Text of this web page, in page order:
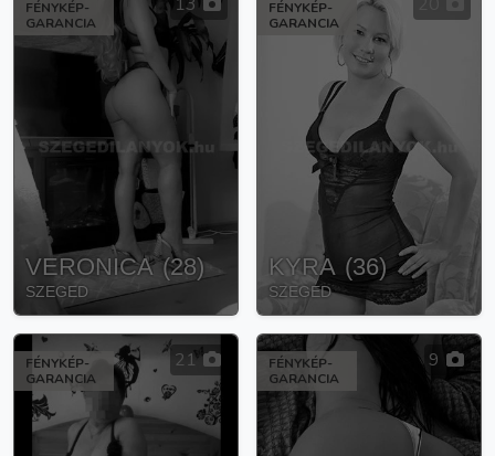
FÉNYKÉP-
GARANCIA
VERONICA (28)
SZEGED
FÉNYKÉP-
GARANCIA
KYRA (36)
SZEGED
FÉNYKÉP-
GARANCIA
21
FÉNYKÉP-
GARANCIA
9